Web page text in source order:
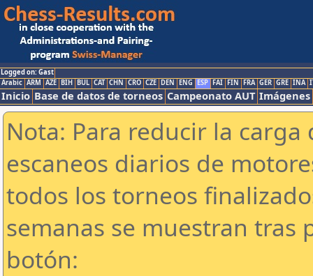
Logged on: Gast
Arabic ARM AZE BIH BUL CAT CHN CRO CZE DEN ENG ESP FAI FIN FRA GER GRE INA
Inicio Base de datos de torneos Campeonato AUT Imágenes
Nota: Para reducir la
escaneos diarios de
todos los torneos
semanas se muestran tras
botón: